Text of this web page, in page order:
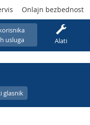
usluga
Alati
Onlajn bezbednost
glasnik